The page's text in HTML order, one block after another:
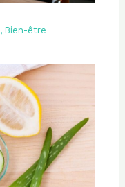
, Bien-être